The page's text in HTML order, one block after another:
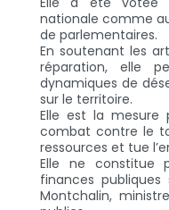
nationale comme
de parlementaires.
En soutenant les
réparation, elle
dynamiques de
sur le territoire.
Elle est la mesure
combat contre le
ressources et tue
Elle ne constitue
finances publiques
Montchalin,